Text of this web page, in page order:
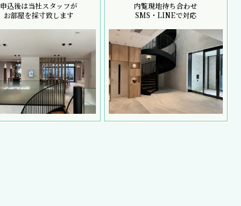
申込後は当社スタッフが
お部屋を採寸致します
内覧現地待ち合わせ
SMS・LINEで対応